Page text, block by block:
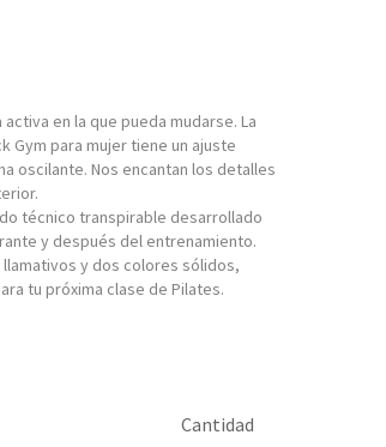
en la que pueda mudarse. La
Gym para mujer tiene un ajuste
oscilante. Nos encantan los detalles
técnico transpirable desarrollado
y después del entrenamiento.
y dos colores sólidos,
tu próxima clase de Pilates.
Cantidad